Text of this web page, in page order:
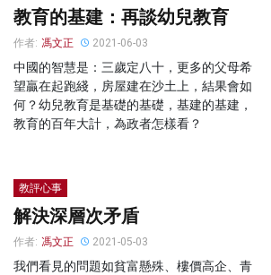
教育的基建：再談幼兒教育
作者: 馮文正 2021-06-03
中國的智慧是：三歲定八十，更多的父母希
望贏在起跑綫，房屋建在沙土上，結果會如
何？幼兒教育是基礎的基礎，基建的基建，
教育的百年大計，為政者怎樣看？
教評心事
解決深層次矛盾
作者: 馮文正 2021-05-03
我們看見的問題如貧富懸殊、樓價高企、青